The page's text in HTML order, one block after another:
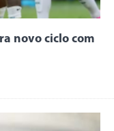
novo ciclo com